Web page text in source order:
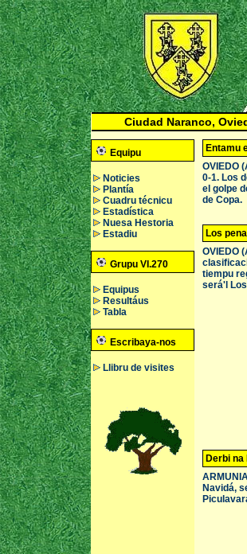
Ciudad Naranco,
Equipu
Noticies
Plantía
Cuadru técnicu
Estadística
Nuesa Hestoria
Estadiu
Grupu VI.270
Equipus
Resultáus
Tabla
Escribaya-nos
Llibru de visites
Entamu
OVIEDO
0-1. Los
el golpe
de Copa.
Los
OVIEDO
tiempu
será'l
Derbi na
Navidá,